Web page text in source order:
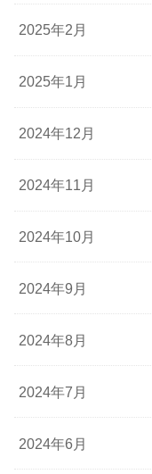
2025年2月
2025年1月
2024年12月
2024年11月
2024年10月
2024年9月
2024年8月
2024年7月
2024年6月